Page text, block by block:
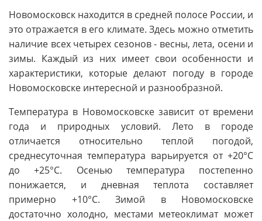
Новомосковск находится в средней полосе России, и
это отражается в его климате. Здесь можно отметить
наличие всех четырех сезонов - весны, лета, осени и
зимы. Каждый из них имеет свои особенности и
характеристики, которые делают погоду в городе
Новомосковске интересной и разнообразной.
Температура в Новомосковске зависит от времени
года и природных условий. Лето в городе
отличается относительно теплой погодой,
среднесуточная температура варьируется от +20°C
до +25°C. Осенью температура постепенно
понижается, и дневная теплота составляет
примерно +10°C. Зимой в Новомосковске
достаточно холодно, местами метеоклимат может